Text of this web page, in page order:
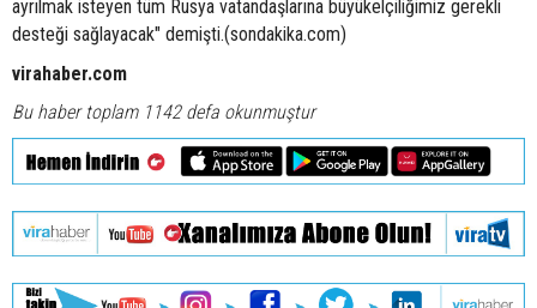
ayrılmak isteyen tüm Rusya vatandaşlarına büyükelçiliğimiz gerekli
desteği sağlayacak" demişti.(sondakika.com)
virahaber.com
Bu haber toplam 1142 defa okunmuştur